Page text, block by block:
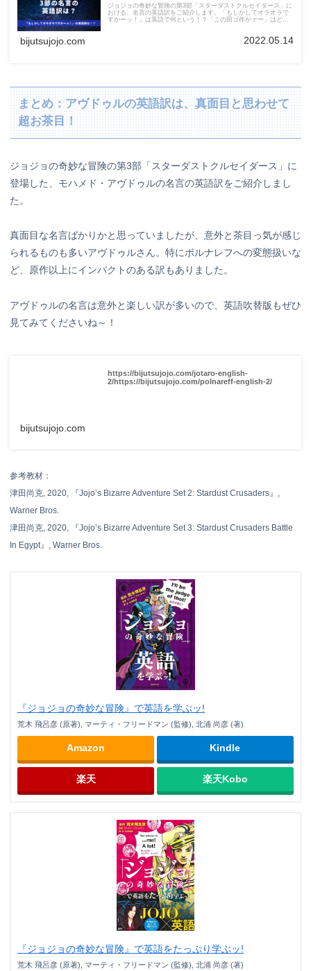
ジョジョの奇妙な冒険の第3部「スターダストクルセイダース」に
おける、名言の英語訳をご紹介します。「もしかしてオラオラで
すかーッ！」は英語で何という！？「この田ゴ作がァー」はどう
bijutsujojo.com 2022.05.14
まとめ：アヴドゥルの英語訳は、真面目と思わせて
超お茶目！
ジョジョの奇妙な冒険の第3部「スターダストクルセイダース」に
登場した、モハメド・アヴドゥルの名言の英語訳をご紹介しまし
た。
真面目な名言ばかりかと思っていましたが、意外と茶目っ気が感じ
られるものも多いアヴドゥルさん。特にポルナレフへの変態扱いな
ど、原作以上にインパクトのある訳もありました。
アヴドゥルの名言は意外と楽しい訳が多いので、英語吹替版もぜひ
見てみてくださいね～！
https://bijutsujojo.com/jotaro-english-
2/https://bijutsujojo.com/polnareff-english-2/
bijutsujojo.com
参考教材：
津田尚克, 2020, 『Jojo’s Bizarre Adventure Set 2: Stardust Crusaders』,
Warner Bros.
津田尚克, 2020, 『Jojo’s Bizarre Adventure Set 3: Stardust Crusaders Battle
In Egypt』, Warner Bros.
『ジョジョの奇妙な冒険』で英語を学ぶッ!
荒木 飛呂彦 (原著), マーティ・フリードマン (監修), 北浦 尚彦 (著)
Amazon Kindle
楽天 楽天Kobo
『ジョジョの奇妙な冒険』で英語をたっぷり学ぶッ!
荒木 飛呂彦 (原著), マーティ・フリードマン (監修), 北浦 尚彦 (著)